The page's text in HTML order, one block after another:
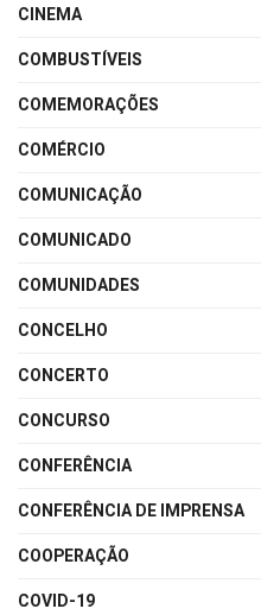
CINEMA
COMBUSTÍVEIS
COMEMORAÇÕES
COMÉRCIO
COMUNICAÇÃO
COMUNICADO
COMUNIDADES
CONCELHO
CONCERTO
CONCURSO
CONFERÊNCIA
CONFERÊNCIA DE IMPRENSA
COOPERAÇÃO
COVID-19